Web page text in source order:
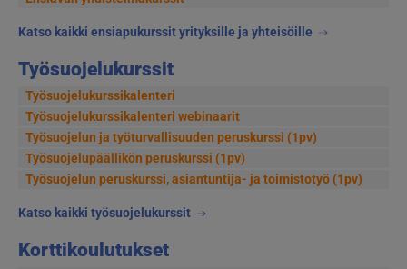
Katso kaikki ensiapukurssit yrityksille ja yhteisöille
Työsuojelukurssit
Työsuojelukurssikalenteri
Työsuojelukurssikalenteri webinaarit
Työsuojelun ja työturvallisuuden peruskurssi (1pv)
Työsuojelupäällikön peruskurssi (1pv)
Työsuojelun peruskurssi, asiantuntija- ja toimistotyö (1pv)
Katso kaikki työsuojelukurssit
Korttikoulutukset